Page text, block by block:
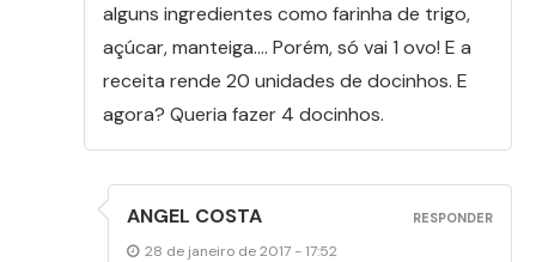
alguns ingredientes como farinha de trigo,
açúcar, manteiga…. Porém, só vai 1 ovo! E a
receita rende 20 unidades de docinhos. E
agora? Queria fazer 4 docinhos.
ANGEL COSTA
28 de janeiro de 2017 - 17:52
RESPONDER